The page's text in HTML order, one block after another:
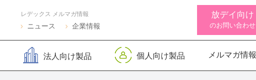
ニュース 企業情報
放デイ向け
のお問い合わせ
法人向け製品 個人向け製品 メルマガ情報
レデックス メルマガ情報